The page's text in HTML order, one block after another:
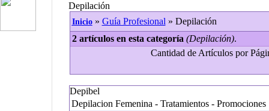
Depilación
Inicio» Guía Profesional » Depilación
2 artículos en esta categoría (Depilación).
Cantidad de Artículos por
Depibel
Depilacion Femenina - Tratamientos - Promociones